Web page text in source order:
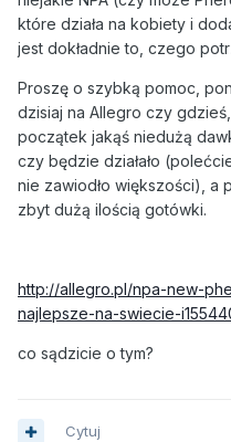
które działa na kobiety i
jest dokładnie to, czego
Proszę o szybką pomoc,
dzisiaj na Allegro czy
początek jakąś niedużą
czy będzie działało
nie zawiodło większości), a
zbyt dużą ilością gotówki.
http://allegro.pl/npa-new-
najlepsze-na-swiecie-
co sądzicie o tym?
Cytuj